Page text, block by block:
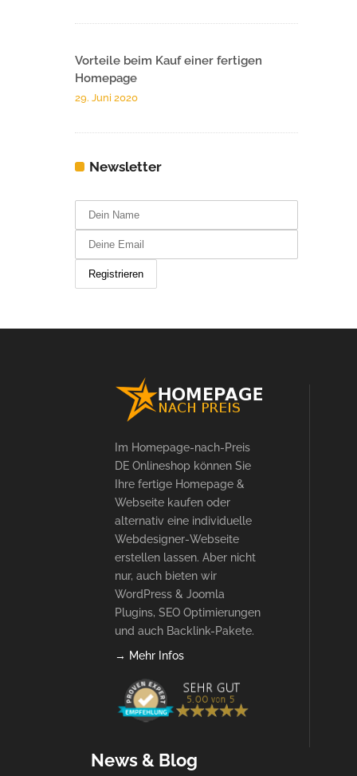
Vorteile beim Kauf einer fertigen
Homepage
29. Juni 2020
Newsletter
Im Homepage-nach-Preis
DE Onlineshop können Sie
Ihre fertige Homepage &
Webseite kaufen oder
alternativ eine individuelle
Webdesigner-Webseite
erstellen lassen. Aber nicht
nur, auch bieten wir
WordPress & Joomla
Plugins, SEO Optimierungen
und auch Backlink-Pakete.
→ Mehr Infos
News & Blog